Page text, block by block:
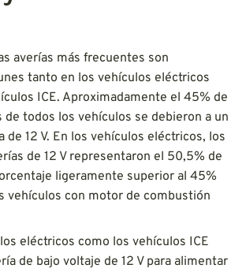
averías más frecuentes son
tanto en los vehículos eléctricos
ICE. Aproximadamente el 45% de
de todos los vehículos se debieron a un
de 12 V. En los vehículos eléctricos, los
de 12 V representaron el 50,5% de
ligeramente superior al 45%
vehículos con motor de combustión
eléctricos como los vehículos ICE
de bajo voltaje de 12 V para alimentar